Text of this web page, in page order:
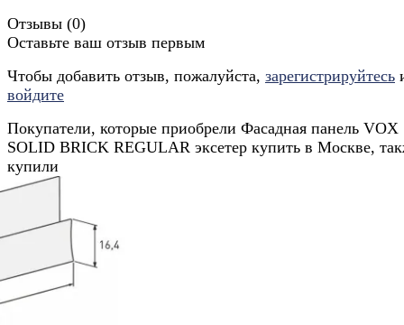
Отзывы (0)
Оставьте ваш отзыв первым
Чтобы добавить отзыв, пожалуйста, зарегистрируйтесь
войдите
Покупатели, которые приобрели Фасадная панель VOX
SOLID BRICK REGULAR эксетер купить в Москве,
купили